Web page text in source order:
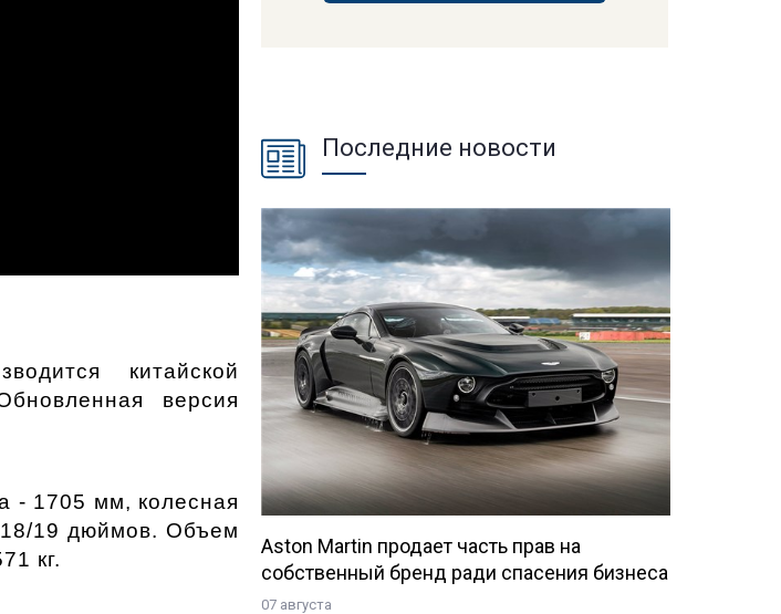
китайской
версия
- 1705 мм, колесная
19 дюймов. Объем
кг.
Последние новости
Aston Martin продает часть прав на
собственный бренд ради спасения бизнеса
07 августа